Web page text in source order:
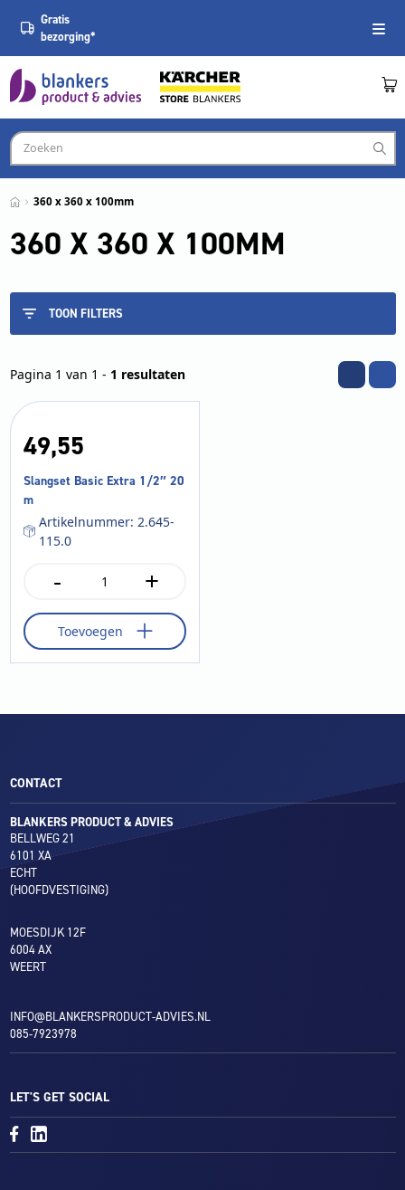
Gratis
bezorging*
360 x 360 x 100mm
360 X 360 X 100MM
TOON FILTERS
Pagina 1 van 1 - 1 resultaten
49,55
Slangset Basic Extra 1/2″ 20
m
Artikelnummer: 2.645-
115.0
-
Slangset
Extra
20
m
+
Toevoegen
CONTACT
BLANKERS PRODUCT & ADVIES
BELLWEG 21
6101 XA
ECHT
(HOOFDVESTIGING)
MOESDIJK 12F
6004 AX
WEERT
INFO@BLANKERSPRODUCT-ADVIES.NL
085-7923978
LET'S GET SOCIAL